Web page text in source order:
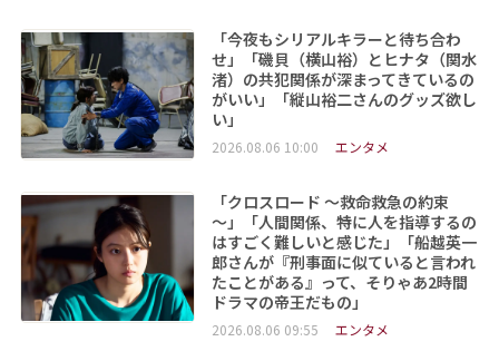
「今夜もシリアルキラーと待ち合わ
せ」「磯貝（横山裕）とヒナタ（関水
渚）の共犯関係が深まってきているの
がいい」「縦山裕二さんのグッズ欲し
い」
2026.08.06 10:00 エンタメ
「クロスロード ～救命救急の約束
～」「人間関係、特に人を指導するの
はすごく難しいと感じた」「船越英一
郎さんが『刑事面に似ていると言われ
たことがある』って、そりゃあ2時間
ドラマの帝王だもの」
2026.08.06 09:55 エンタメ